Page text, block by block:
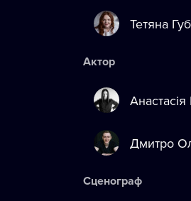
Тетяна
Актор
Анастасія
Дмитро
Сценограф